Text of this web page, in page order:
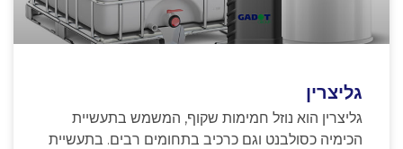
גליצרין
גליצרין הוא נוזל חמימות שקוף, המשמש בתעשיית
הכימיה כסולבנט וגם כרכיב בתחומים רבים. בתעשיית